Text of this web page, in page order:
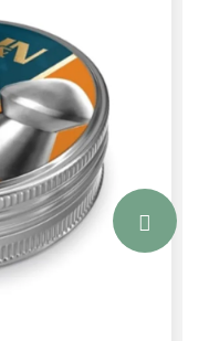
zelfs
zorgen
en
zero-stop
van ¼
is
en
mechaniek,